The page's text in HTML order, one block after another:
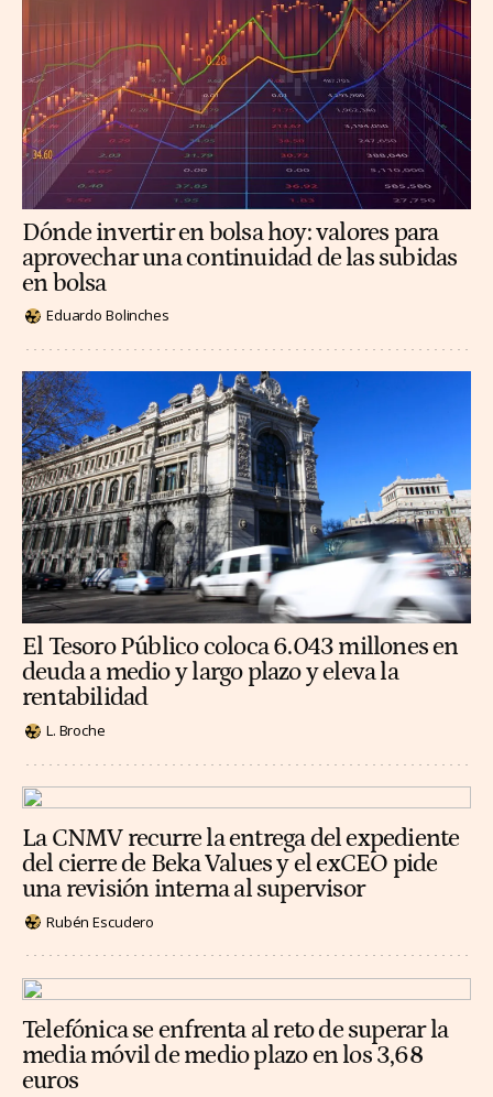
Dónde invertir en bolsa hoy: valores para
aprovechar una continuidad de las subidas
en bolsa
Eduardo Bolinches
El Tesoro Público coloca 6.043 millones en
deuda a medio y largo plazo y eleva la
rentabilidad
L. Broche
La CNMV recurre la entrega del expediente
del cierre de Beka Values y el exCEO pide
una revisión interna al supervisor
Rubén Escudero
Telefónica se enfrenta al reto de superar la
media móvil de medio plazo en los 3,68
euros